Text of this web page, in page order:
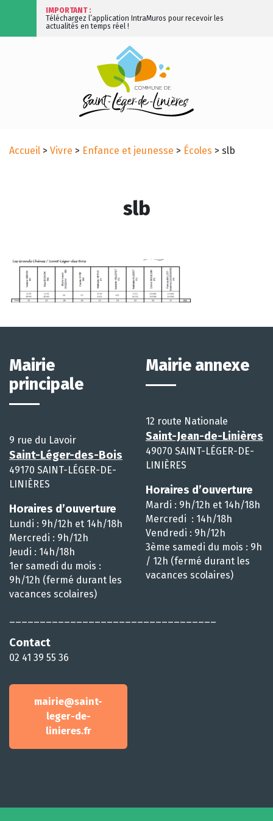
IMPORTANT :
Téléchargez l’application IntraMuros pour recevoir les
actualités en temps réel !
Accueil > Vivre > Enfance et jeunesse > Écoles > slb
slb
Mairie
principale
9 rue du Lavoir
Saint-Léger-des-Bois
49170 SAINT-LÉGER-DE-
LINIÈRES
Horaires d’ouverture
Lundi : 9h/12h et 14h/18h
Mercredi : 9h/12h
Jeudi : 14h/18h
1er samedi du mois :
9h/12h (fermé durant les
vacances scolaires)
Contact
02 41 39 55 36
mairie@saint-
leger-de-
linieres.fr
Mairie annexe
12 route Nationale
Saint-Jean-de-Linières
49070 SAINT-LÉGER-DE-
LINIÈRES
Horaires d’ouverture
Mardi : 9h/12h et 14h/18h
Mercredi : 14h/18h
Vendredi : 9h/12h
3ème samedi du mois : 9h
/ 12h (fermé durant les
vacances scolaires)